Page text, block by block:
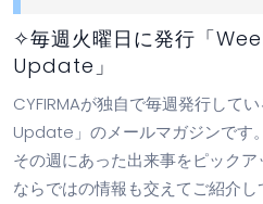
✧毎週火曜日に発行「
Update」
CYFIRMAが独自で毎週発行して
Update」のメールマガジンです。
その週にあった出来事をピック
ならではの情報も交えてご紹介し